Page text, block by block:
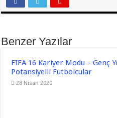
Benzer Yazılar
FIFA 16 Kariyer Modu – Genç
Potansiyelli Futbolcular
28 Nisan 2020